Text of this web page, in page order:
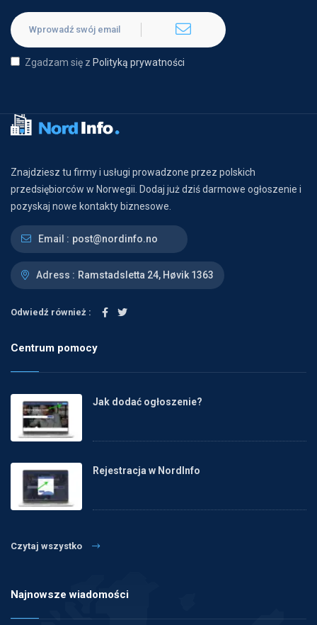
Zgadzam się z Polityką prywatności
Znajdziesz tu firmy i usługi prowadzone przez polskich
przedsiębiorców w Norwegii. Dodaj już dziś darmowe ogłoszenie i
pozyskaj nowe kontakty biznesowe.
Email : post@nordinfo.no
Adress : Ramstadsletta 24, Høvik 1363
Odwiedź również :
Centrum pomocy
Jak dodać ogłoszenie?
Rejestracja w NordInfo
Czytaj wszystko
Najnowsze wiadomości